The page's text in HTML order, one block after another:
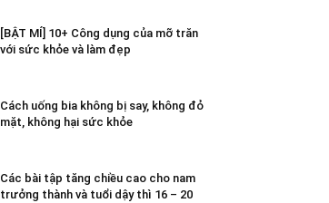
[BẬT MÍ] 10+ Công dụng của mỡ trăn
với sức khỏe và làm đẹp
Cách uống bia không bị say, không đỏ
mặt, không hại sức khỏe
Các bài tập tăng chiều cao cho nam
trưởng thành và tuổi dậy thì 16 – 20